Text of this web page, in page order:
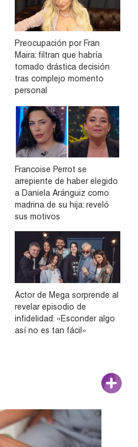
Preocupación por Fran
Maira: filtran que habría
tomado drástica decisión
tras complejo momento
personal
Francoise Perrot se
arrepiente de haber elegido
a Daniela Aránguiz como
madrina de su hija: reveló
sus motivos
Actor de Mega sorprende al
revelar episodio de
infidelidad: «Esconder algo
así no es tan fácil»